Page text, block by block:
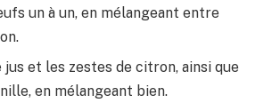
un à un, en mélangeant entre
jus et les zestes de citron, ainsi que
en mélangeant bien.